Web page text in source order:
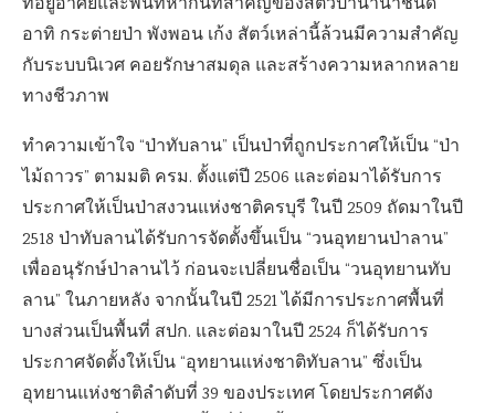
อาทิ กระต่ายป่า พังพอน เก้ง สัตว์เหล่านี้ล้วนมีความสำคัญ
กับระบบนิเวศ คอยรักษาสมดุล และสร้างความหลากหลาย
ทางชีวภาพ
ทำความเข้าใจ “ป่าทับลาน” เป็นป่าที่ถูกประกาศให้เป็น “ป่า
ไม้ถาวร” ตามมติ ครม. ตั้งแต่ปี 2506 และต่อมาได้รับการ
ประกาศให้เป็นป่าสงวนแห่งชาติครบุรี ในปี 2509 ถัดมาในปี
2518 ป่าทับลานได้รับการจัดตั้งขึ้นเป็น “วนอุทยานป่าลาน”
เพื่ออนุรักษ์ป่าลานไว้ ก่อนจะเปลี่ยนชื่อเป็น “วนอุทยานทับ
ลาน” ในภายหลัง จากนั้นในปี 2521 ได้มีการประกาศพื้นที่
บางส่วนเป็นพื้นที่ สปก. และต่อมาในปี 2524 ก็ได้รับการ
ประกาศจัดตั้งให้เป็น “อุทยานแห่งชาติทับลาน” ซึ่งเป็น
อุทยานแห่งชาติลำดับที่ 39 ของประเทศ โดยประกาศดัง